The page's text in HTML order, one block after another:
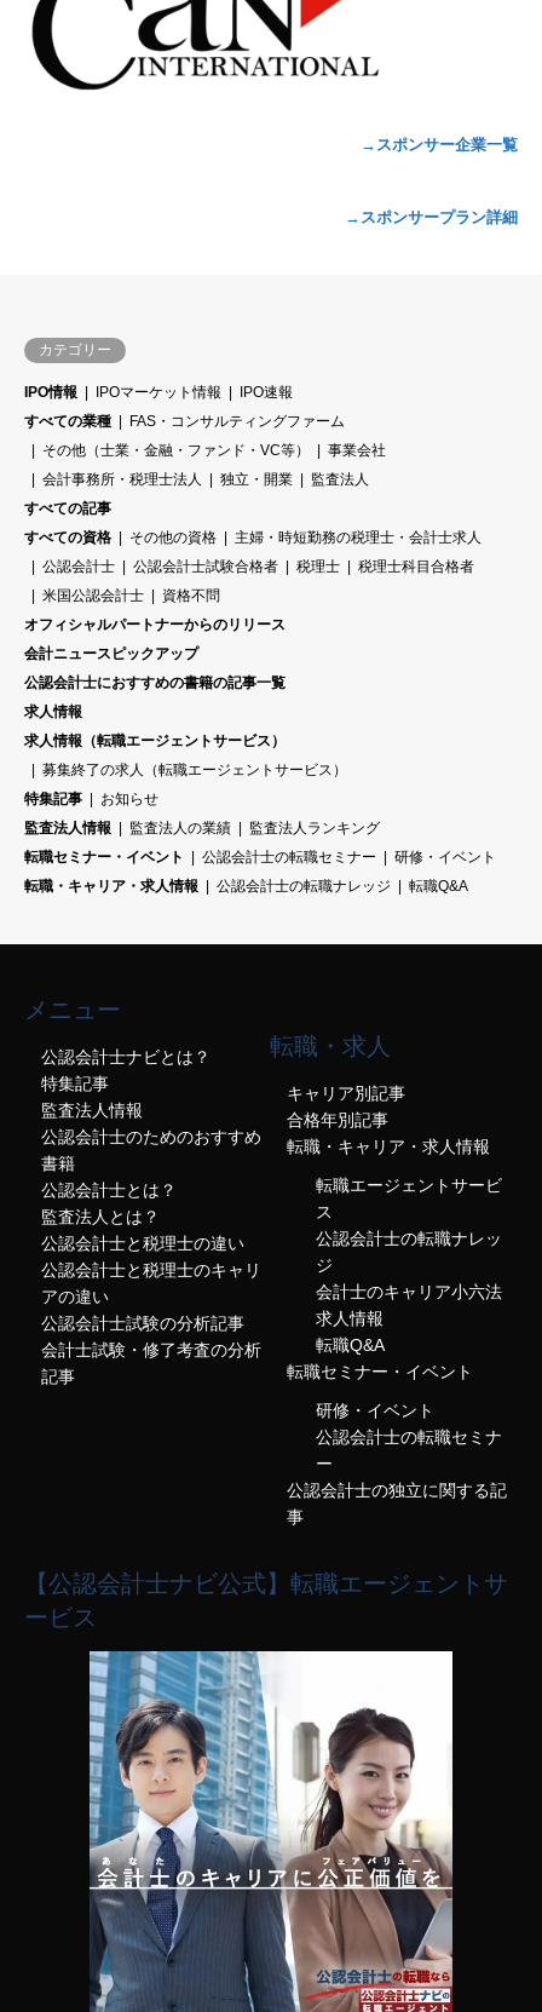
→スポンサー企業一覧
→スポンサープラン詳細
カテゴリー
IPO情報 IPOマーケット情報
IPO速報
すべての業種
FAS・コンサルティングファーム
その他（士業・金融・ファンド・VC等）
事業会社
会計事務所・税理士法人
独立・開業
監査法人
すべての記事
すべての資格
その他の資格
主婦・時短勤務の税理士・会計士求人
公認会計士
公認会計士試験合格者 税理士
税理士科目合格者
米国公認会計士
資格不問
オフィシャルパートナーからのリリース
会計ニュースピックアップ
公認会計士におすすめの書籍の記事一覧
求人情報
求人情報（転職エージェントサービス）
募集終了の求人（転職エージェントサービス）
特集記事
お知らせ
監査法人情報
監査法人の業績
監査法人ランキング
転職セミナー・イベント
公認会計士の転職セミナー
研修・イベント
転職・キャリア・求人情報
公認会計士の転職ナレッジ 転職Q&A
メニュー
公認会計士ナビとは？
特集記事
監査法人情報
公認会計士のためのおすすめ
書籍
公認会計士とは？
監査法人とは？
公認会計士と税理士の違い
公認会計士と税理士のキャリ
アの違い
公認会計士試験の分析記事
会計士試験・修了考査の分析
記事
転職・求人
キャリア別記事
合格年別記事
転職・キャリア・求人情報
転職エージェントサービ
ス
公認会計士の転職ナレッ
ジ
会計士のキャリア小六法
求人情報
転職Q&A
転職セミナー・イベント
研修・イベント
公認会計士の転職セミナ
ー
公認会計士の独立に関する記
事
【公認会計士ナビ公式】転職エージェントサ
ービス